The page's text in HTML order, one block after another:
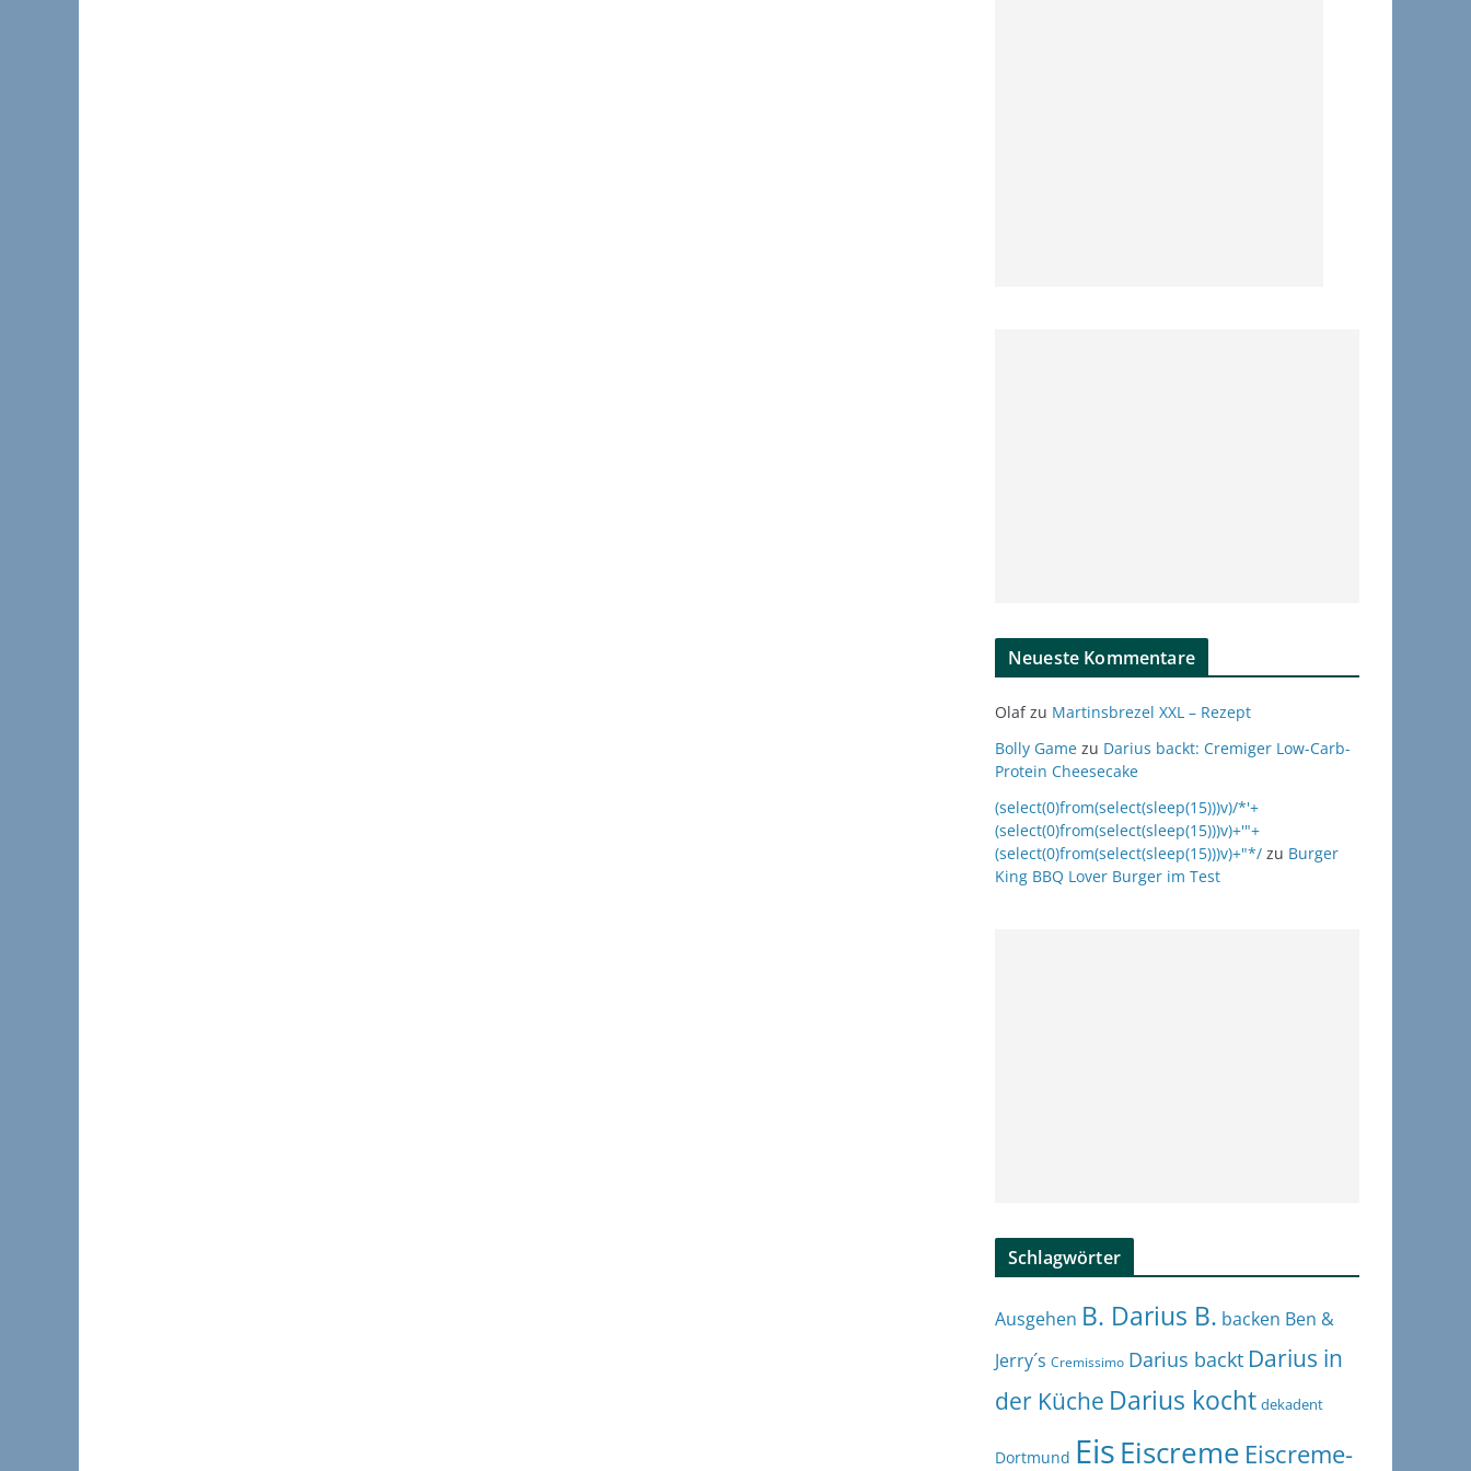
Neueste Kommentare
Olafzu Martinsbrezel XXL – Rezept
Bolly Game zu Darius backt: Cremiger Low-Carb-
Protein Cheesecake
(select(0)from(select(sleep(15)))v)/*'+
(select(0)from(select(sleep(15)))v)+'"+
(select(0)from(select(sleep(15)))v)+"*/ zu Burger
King BBQ Lover Burger im Test
Schlagwörter
Ausgehen B. Darius B. backen Ben &
Jerry´s Cremissimo Darius backt Darius in
der Küche Darius kocht dekadent
Dortmund EisEiscreme Eiscreme-